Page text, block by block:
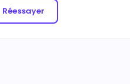
Réessayer